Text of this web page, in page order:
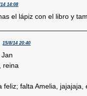
14:08
el lápiz con el libro y
15/8/14 20:40
reina
feliz; falta Amelia, jajajaja,